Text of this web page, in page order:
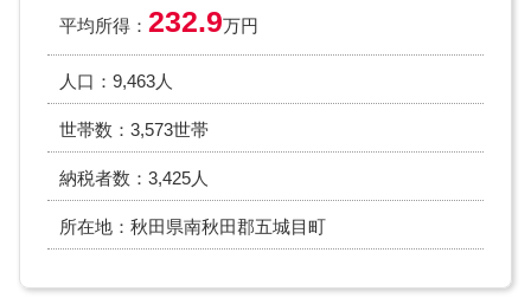
平均所得： 232.9万円
人口：9,463人
世帯数：3,573世帯
納税者数：3,425人
所在地：秋田県南秋田郡五城目町